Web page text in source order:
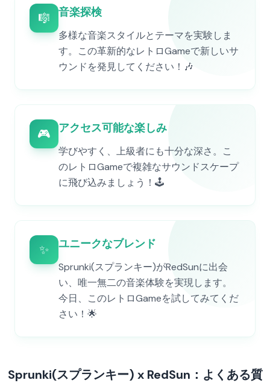
🎼 音楽探検
多様な音楽スタイルとテーマを実験しま
す。この革新的なレトロGameで新しいサ
ウンドを発見してください！🎶
🎮 アクセス可能な楽しみ
学びやすく、上級者にも十分な深さ。こ
のレトロGameで複雑なサウンドスケープ
に飛び込みましょう！🕹️
✨ ユニークなブレンド
Sprunki(スプランキー)がRedSunに出会
い、唯一無二の音楽体験を実現します。
今日、このレトロGameを試してみてくだ
さい！🌟
Sprunki(スプランキー) x RedSun：よくある質